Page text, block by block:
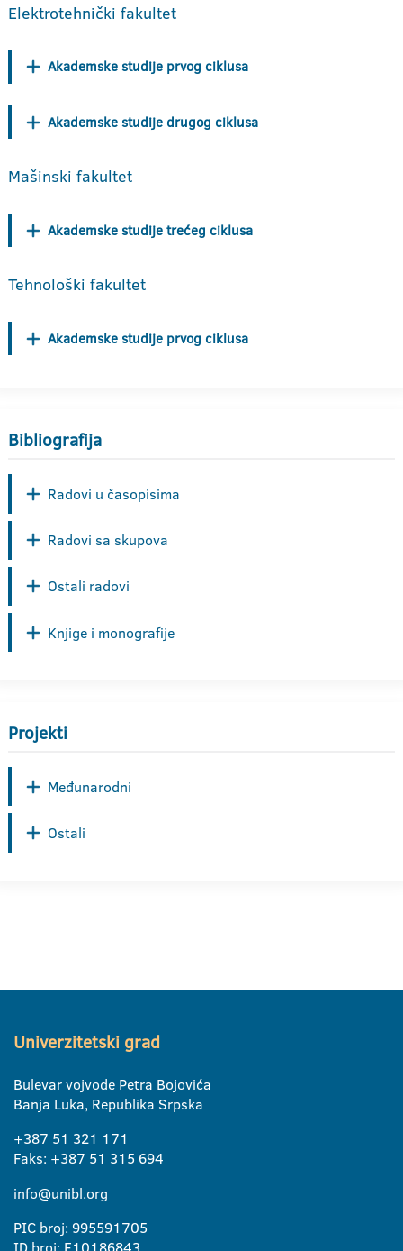
Elektrotehnički fakultet
Akademske studije prvog ciklusa
Akademske studije drugog ciklusa
Mašinski fakultet
Akademske studije trećeg ciklusa
Tehnološki fakultet
Akademske studije prvog ciklusa
Bibliografija
Radovi u časopisima
Radovi sa skupova
Ostali radovi
Knjige i monografije
Projekti
Međunarodni
Ostali
Univerzitetski grad
Bulevar vojvode Petra Bojovića
Banja Luka, Republika Srpska
+387 51 321 171
Faks: +387 51 315 694
info@unibl.org
PIC broj: 995591705